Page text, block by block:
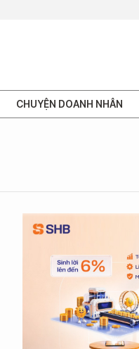
CHUYỆN DOANH NHÂN